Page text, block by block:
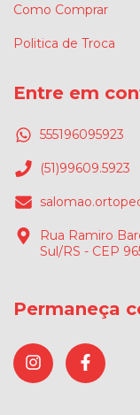
Como Comprar
Politica de Troca
Entre em
555196095923
(51)99609.5923
Rua Ramiro
Sul/RS - CEP
Permaneça